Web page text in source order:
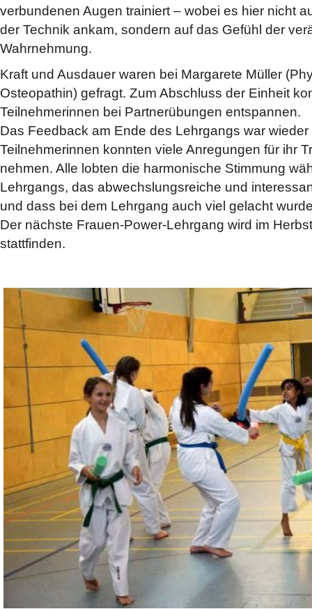
verbundenen Augen trainiert – wobei es hier nicht
der Technik ankam, sondern auf das Gefühl der
Wahrnehmung.
Kraft und Ausdauer waren bei Margarete Müller
Osteopathin) gefragt. Zum Abschluss der Einheit
Teilnehmerinnen bei Partnerübungen entspannen.
Das Feedback am Ende des Lehrgangs war
Teilnehmerinnen konnten viele Anregungen für ihr
nehmen. Alle lobten die harmonische Stimmung
Lehrgangs, das abwechslungsreiche und
und dass bei dem Lehrgang auch viel gelacht
Der nächste Frauen-Power-Lehrgang wird im
stattfinden.